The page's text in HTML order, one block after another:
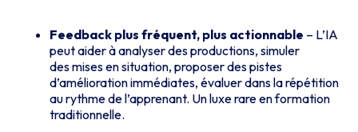
Feedback plus fréquent, plus actionnable – L’IA
peut aider à analyser des productions, simuler
des mises en situation, proposer des pistes
d’amélioration immédiates, évaluer dans la répétition
au rythme de l’apprenant. Un luxe rare en formation
traditionnelle.